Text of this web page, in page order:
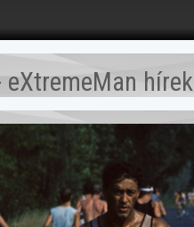
eXtremeMan hírek